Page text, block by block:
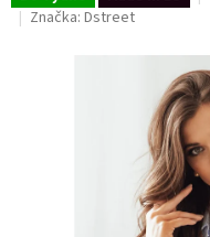
Značka: Dstreet